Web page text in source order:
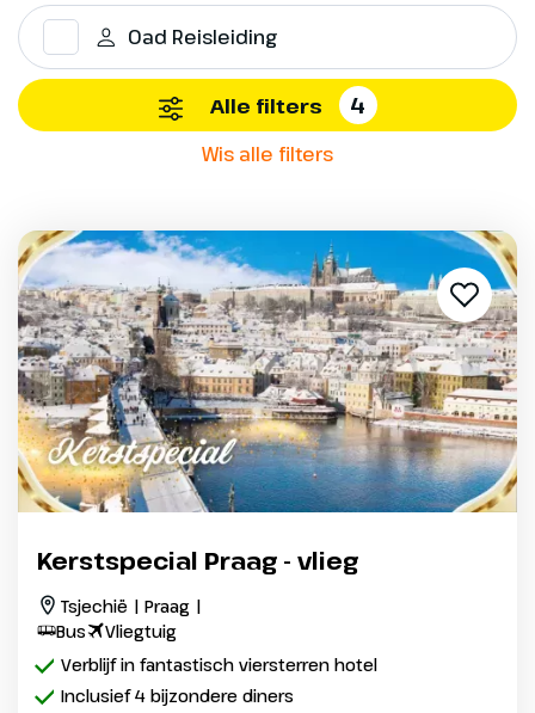
Oad Reisleiding
Alle filters 4
Wis alle filters
Kerstspecial Praag - vlieg
Tsjechië | Praag |
Bus
Vliegtuig
Verblijf in fantastisch viersterren hotel
Inclusief 4 bijzondere diners